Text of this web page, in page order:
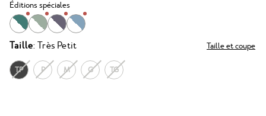
Éditions spéciales
Taille: Très Petit Taille et coupe
TP P M G TG